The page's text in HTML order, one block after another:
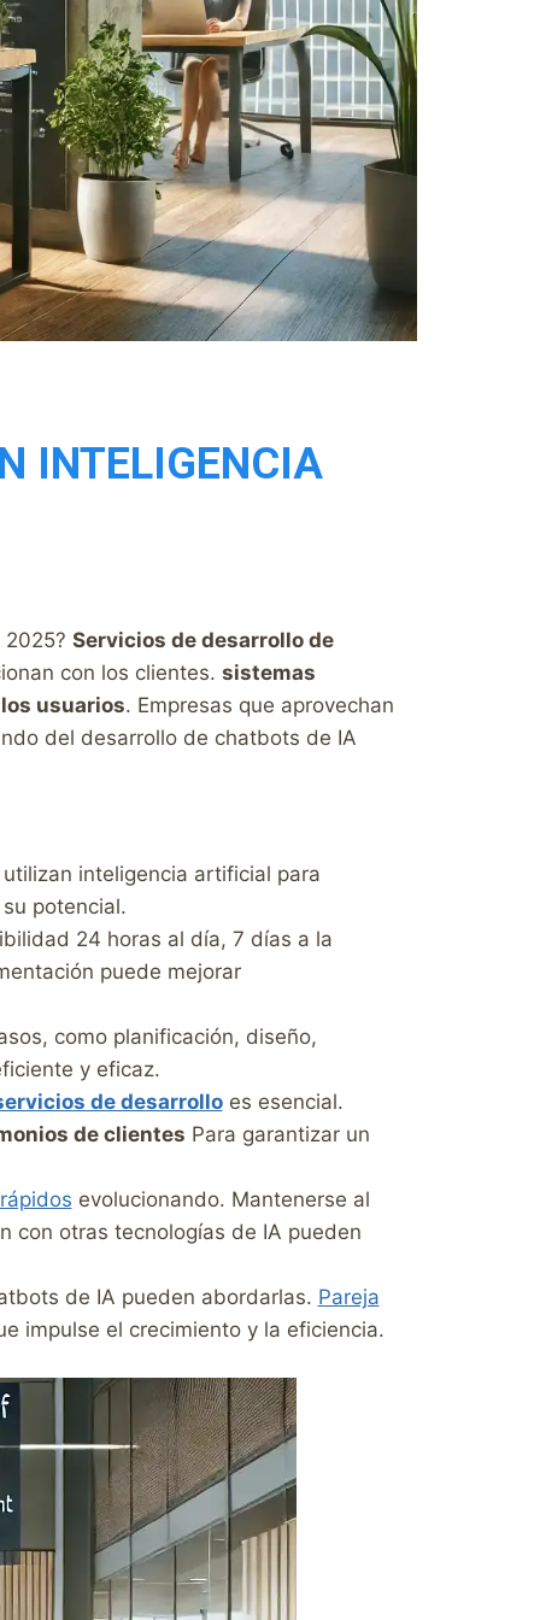
INTELIGENCIA
Servicios de desarrollo de
con los clientes. sistemas
usuarios. Empresas que aprovechan
del desarrollo de chatbots de IA
inteligencia artificial para
potencial.
24 horas al día, 7 días a la
puede mejorar
como planificación, diseño,
y eficaz.
de desarrolloes esencial.
de clientes Para garantizar un
evolucionando. Mantenerse al
con otras tecnologías de IA pueden
de IA pueden abordarlas. Pareja
impulse el crecimiento y la eficiencia.